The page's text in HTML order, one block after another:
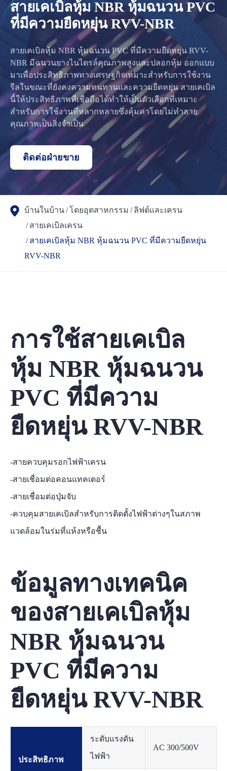
สายเคเบิลหุ้ม NBR หุ้มฉนวน PVC
ที่มีความยืดหยุ่น RVV-NBR
สายเคเบิลหุ้ม NBR หุ้มฉนวน PVC ที่มีความยืดหยุ่น RVV-
NBR มีฉนวนยางไนไตรล์คุณภาพสูงและปลอกหุ้ม ออกแบบ
มาเพื่อประสิทธิภาพทางเศรษฐกิจเหมาะสำหรับการใช้งาน
รีลในขณะที่ยังคงความทนทานและความยืดหยุ่น สายเคเบิล
นี้ให้ประสิทธิภาพที่เชื่อถือได้ทำให้เป็นตัวเลือกที่เหมาะ
สำหรับการใช้งานที่หลากหลายซึ่งคุ้มค่าโดยไม่ทำลาย
คุณภาพเป็นสิ่งจำเป็น
ติดต่อฝ่ายขาย
บ้านในบ้าน โดยอุตสาหกรรม
ลิฟต์และเครน
สายเคเบิลเครน
สายเคเบิลหุ้ม NBR หุ้มฉนวน PVC ที่มีความยืดหยุ่น
RVV-NBR
การใช้สายเคเบิล
หุ้ม NBR หุ้มฉนวน
PVC ที่มีความ
ยืดหยุ่น RVV-NBR
-สายควบคุมรอกไฟฟ้าเครน
-สายเชื่อมต่อคอนแทคเตอร์
-สายเชื่อมต่อปุ่มจับ
-ควบคุมสายเคเบิลสำหรับการติดตั้งไฟฟ้าต่างๆในสภาพ
แวดล้อมในร่มที่แห้งหรือชื้น
ข้อมูลทางเทคนิค
ของสายเคเบิลหุ้ม
NBR หุ้มฉนวน
PVC ที่มีความ
ยืดหยุ่น RVV-NBR
ประสิทธิภาพ
ระดับแรงดัน
ไฟฟ้า
AC 300/500V